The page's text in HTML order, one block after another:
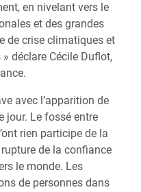
en nivelant vers le
et des grandes
de crise climatiques et
déclare Cécile Duflot,
avec l’apparition de
jour. Le fossé entre
rien participe de la
de la confiance
le monde. Les
de personnes dans